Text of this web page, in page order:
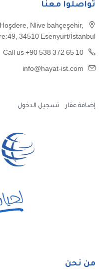
تواصلوا معنا
Nlive bahçeşehir,
34510 Esenyurt/İstanbul
Call us +90 538 372 65 10
info@hayat-ist.com
إضافة عقار تسجيل الدخول
من نحن